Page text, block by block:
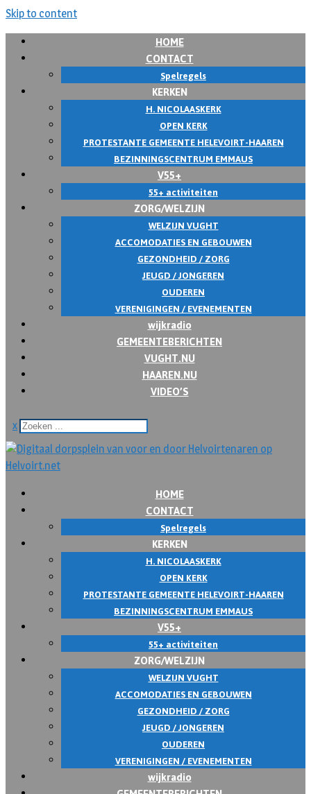
Skip to content
HOME
CONTACT
Spelregels
KERKEN
H. NICOLAASKERK
OPEN KERK
PROTESTANTE GEMEENTE HELEVOIRT-HAAREN
BEZINNINGSCENTRUM EMMAUS
V55+
55+ activiteiten
ZORG/WELZIJN
WELZIJN VUGHT
ACCOMODATIES EN GEBOUWEN
GEZONDHEID / ZORG
JEUGD / JONGEREN
OUDEREN
VERENIGINGEN / EVENEMENTEN
wijkradio
GEMEENTEBERICHTEN
VUGHT.NU
HAAREN.NU
VIDEO’S
x
HOME
CONTACT
Spelregels
KERKEN
H. NICOLAASKERK
OPEN KERK
PROTESTANTE GEMEENTE HELEVOIRT-HAAREN
BEZINNINGSCENTRUM EMMAUS
V55+
55+ activiteiten
ZORG/WELZIJN
WELZIJN VUGHT
ACCOMODATIES EN GEBOUWEN
GEZONDHEID / ZORG
JEUGD / JONGEREN
OUDEREN
VERENIGINGEN / EVENEMENTEN
wijkradio